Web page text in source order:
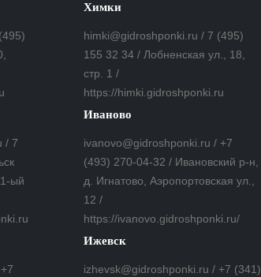
/ 7
ый
Химки
himki@gidroshponki.ru / 7 (495)
155 32 34 / Лобненская ул., 18,
стр. 1 /
https://himki.gidroshponki.ru
Иваново
ivanovo@gidroshponki.ru / +7
(493) 270-04-32 / Ивановский р-н,
д. Игнатово, Аэропортовская ул.,
12 /
https://ivanovo.gidroshponki.ru/
Ижевск
izhevsk@gidroshponki.ru / +7 (341)